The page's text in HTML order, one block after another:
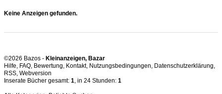
Keine Anzeigen gefunden.
©2026 Bazos - Kleinanzeigen, Bazar
Hilfe, FAQ, Bewertung, Kontakt, Nutzungsbedingungen, Datenschutzerklärung,
RSS,
Inserate Bücher gesamt: 1, in 24 Stunden: 1